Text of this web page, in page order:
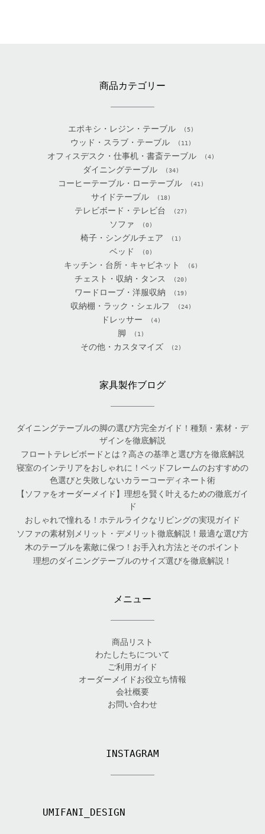
商品カテゴリー
エポキシ・レジン・テーブル (5)
ウッド・スラブ・テーブル (11)
オフィスデスク・仕事机・書斎テーブル (4)
ダイニングテーブル (34)
コーヒーテーブル・ローテーブル (41)
サイドテーブル (18)
テレビボード・テレビ台 (27)
ソファ (0)
椅子・シングルチェア (1)
ベッド (0)
キッチン・台所・キャビネット (6)
チェスト・収納・タンス (20)
ワードローブ・洋服収納 (19)
収納棚・ラック・シェルフ (24)
ドレッサー (4)
脚 (1)
その他・カスタマイズ (2)
家具製作ブログ
ダイニングテーブルの脚の選び方完全ガイド！種類・素材・デ
ザインを徹底解説
フロートテレビボードとは？高さの基準と選び方を徹底解説
寝室のインテリアをおしゃれに！ベッドフレームのおすすめの
色選びと失敗しないカラーコーディネート術
【ソファをオーダーメイド】理想を賢く叶えるための徹底ガイ
ド
おしゃれで憧れる！ホテルライクなリビングの実現ガイド
ソファの素材別メリット・デメリット徹底解説！最適な選び方
木のテーブルを素敵に保つ！お手入れ方法とそのポイント
理想のダイニングテーブルのサイズ選びを徹底解説！
メニュー
商品リスト
わたしたちについて
ご利用ガイド
オーダーメイドお役立ち情報
会社概要
お問い合わせ
INSTAGRAM
UMIFANI_DESIGN